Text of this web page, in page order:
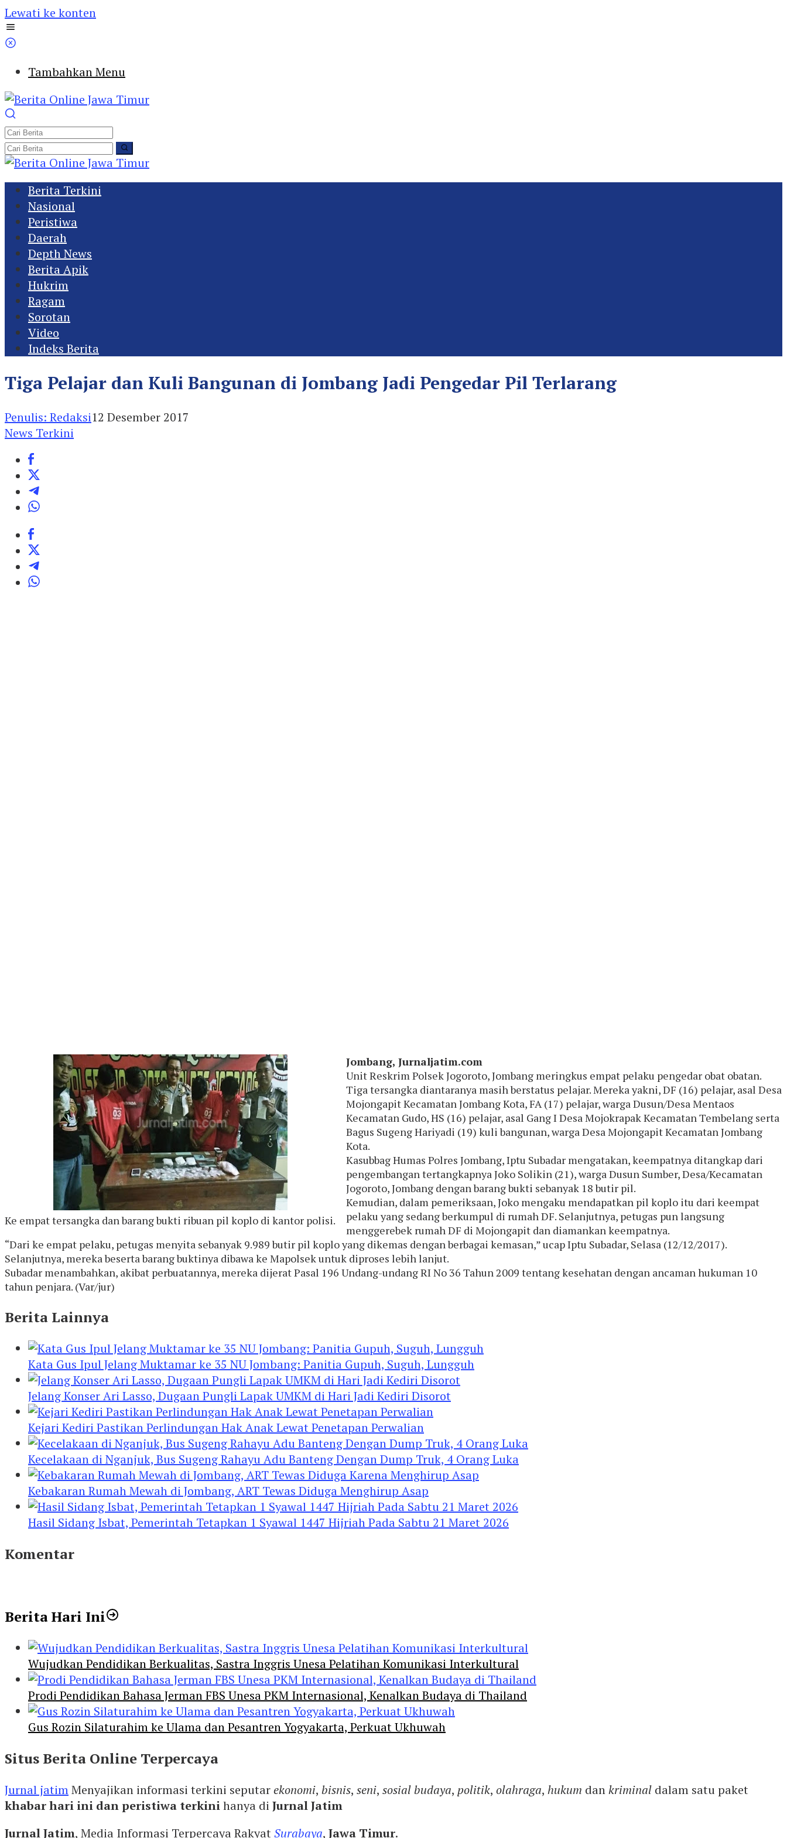
Lewati ke konten
Tambahkan Menu
Berita Terkini
Nasional
Peristiwa
Daerah
Depth News
Berita Apik
Hukrim
Ragam
Sorotan
Video
Indeks Berita
Tiga Pelajar dan Kuli Bangunan di Jombang Jadi Pengedar Pil Terlarang
Penulis: Redaksi12 Desember 2017
News Terkini
Ke empat tersangka dan barang bukti ribuan pil koplo di kantor polisi.
Jombang, Jurnaljatim.com
Unit Reskrim Polsek Jogoroto, Jombang meringkus empat pelaku pengedar obat obatan.
Tiga tersangka diantaranya masih berstatus pelajar. Mereka yakni, DF (16) pelajar, asal Desa
Mojongapit Kecamatan Jombang Kota, FA (17) pelajar, warga Dusun/Desa Mentaos
Kecamatan Gudo, HS (16) pelajar, asal Gang I Desa Mojokrapak Kecamatan Tembelang serta
Bagus Sugeng Hariyadi (19) kuli bangunan, warga Desa Mojongapit Kecamatan Jombang
Kota.
Kasubbag Humas Polres Jombang, Iptu Subadar mengatakan, keempatnya ditangkap dari
pengembangan tertangkapnya Joko Solikin (21), warga Dusun Sumber, Desa/Kecamatan
Jogoroto, Jombang dengan barang bukti sebanyak 18 butir pil.
Kemudian, dalam pemeriksaan, Joko mengaku mendapatkan pil koplo itu dari keempat
pelaku yang sedang berkumpul di rumah DF. Selanjutnya, petugas pun langsung
menggerebek rumah DF di Mojongapit dan diamankan keempatnya.
“Dari ke empat pelaku, petugas menyita sebanyak 9.989 butir pil koplo yang dikemas dengan berbagai kemasan,” ucap Iptu Subadar, Selasa (12/12/2017).
Selanjutnya, mereka beserta barang buktinya dibawa ke Mapolsek untuk diproses lebih lanjut.
Subadar menambahkan, akibat perbuatannya, mereka dijerat Pasal 196 Undang-undang RI No 36 Tahun 2009 tentang kesehatan dengan ancaman hukuman 10
tahun penjara. (Var/jur)
Berita Lainnya
Kata Gus Ipul Jelang Muktamar ke 35 NU Jombang: Panitia Gupuh, Suguh, Lungguh
Jelang Konser Ari Lasso, Dugaan Pungli Lapak UMKM di Hari Jadi Kediri Disorot
Kejari Kediri Pastikan Perlindungan Hak Anak Lewat Penetapan Perwalian
Kecelakaan di Nganjuk, Bus Sugeng Rahayu Adu Banteng Dengan Dump Truk, 4 Orang Luka
Kebakaran Rumah Mewah di Jombang, ART Tewas Diduga Menghirup Asap
Hasil Sidang Isbat, Pemerintah Tetapkan 1 Syawal 1447 Hijriah Pada Sabtu 21 Maret 2026
Komentar
Berita Hari Ini
Wujudkan Pendidikan Berkualitas, Sastra Inggris Unesa Pelatihan Komunikasi Interkultural
Prodi Pendidikan Bahasa Jerman FBS Unesa PKM Internasional, Kenalkan Budaya di Thailand
Gus Rozin Silaturahim ke Ulama dan Pesantren Yogyakarta, Perkuat Ukhuwah
Situs Berita Online Terpercaya
Jurnal jatimMenyajikan informasi terkini seputarekonomi, bisnis, seni, sosial budaya, politik, olahraga, hukum dankriminal dalam satu paket
khabar hari ini dan peristiwa terkinihanya di Jurnal Jatim
Jurnal Jatim, Media Informasi Terpercaya RakyatSurabaya, Jawa Timur.